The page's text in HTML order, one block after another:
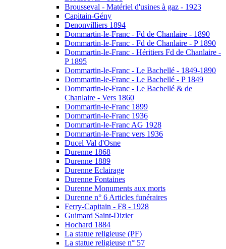
Brousseval - Matériel d'usines à gaz - 1923
Capitain-Gény
Denonvilliers 1894
Dommartin-le-Franc - Fd de Chanlaire - 1890
Dommartin-le-Franc - Fd de Chanlaire - P 1890
Dommartin-le-Franc - Héritiers Fd de Chanlaire -
P 1895
Dommartin-le-Franc - Le Bachellé - 1849-1890
Dommartin-le-Franc - Le Bachellé - P 1849
Dommartin-le-Franc - Le Bachellé & de
Chanlaire - Vers 1860
Dommartin-le-Franc 1899
Dommartin-le-Franc 1936
Dommartin-le-Franc AG 1928
Dommartin-le-Franc vers 1936
Ducel Val d'Osne
Durenne 1868
Durenne 1889
Durenne Eclairage
Durenne Fontaines
Durenne Monuments aux morts
Durenne n° 6 Articles funéraires
Ferry-Capitain - F8 - 1928
Guimard Saint-Dizier
Hochard 1884
La statue religieuse (PF)
La statue religieuse n° 57